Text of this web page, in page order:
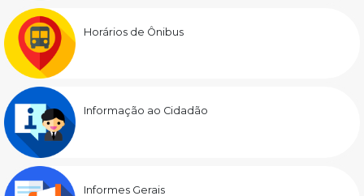
Horários de Ônibus
Informação ao Cidadão
Informes Gerais